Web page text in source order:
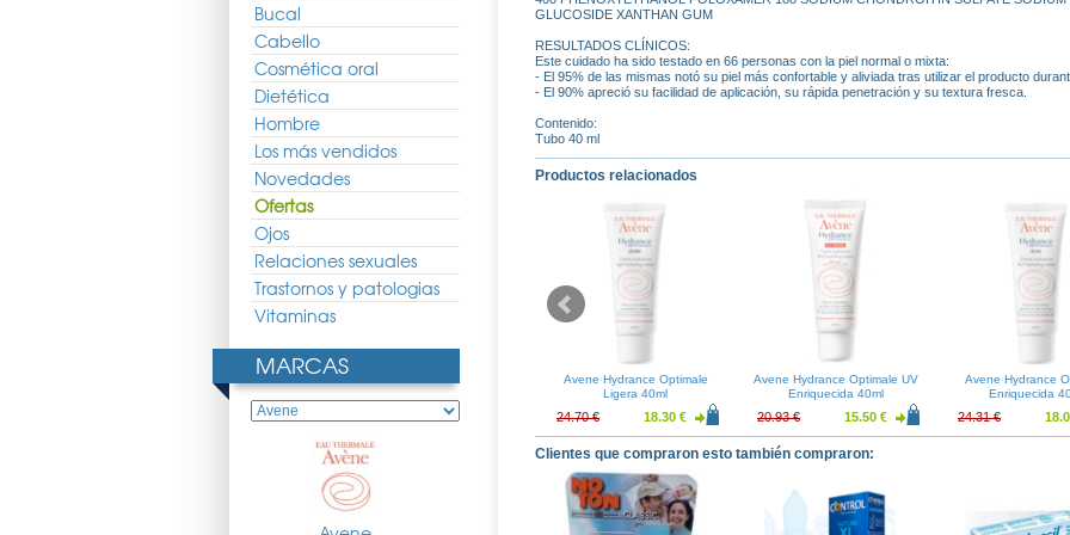
Bucal
Cabello
Cosmética oral
Dietética
Hombre
Los más vendidos
Novedades
Ofertas
Ojos
Relaciones sexuales
Trastornos y patologias
Vitaminas
MARCAS
GLUCOSIDE XANTHAN GUM
RESULTADOS CLÍNICOS:
Este cuidado ha sido testado en 66 personas con la piel normal o mixta:
- El 95% de las mismas notó su piel más confortable y aliviada tras utilizar el producto
- El 90% apreció su facilidad de aplicación, su rápida penetración y su textura fresca.
Contenido:
Tubo 40 ml
Productos relacionados
50ml
12.49 € 9.90 €
Avene Hydrance Optimale
Ligera 40ml
24.70 € 18.30 €
Avene Hydrance Optimale UV
Enriquecida 40ml
20.93 € 15.50 €
Avene Hydrance
Enriquecida
24.31 €
Clientes que compraron esto también compraron: